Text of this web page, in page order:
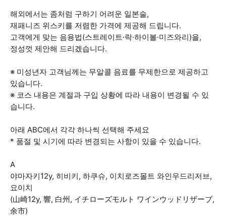
해외에서는 좀처럼 구하기 어려운 일본술,
재패니즈 위스키를 저렴한 가격에 제공해 드립니다.
고객에게 맞는 음용법(스트레이트·락·하이볼·미즈와리)을,
정성껏 제안해 드리겠습니다.
※ 미성년자 고객님께는 무알콜 음료를 무제한으로 제공하고
있습니다.
※ 코스 내용은 계절과 구입 상황에 따라 내용이 변경될 수 있
습니다.
아래 ABC에서 각각 하나씩 선택해 주세요
* 품절 및 시기에 따라 변경되는 사항이 있을 수 있습니다.
A
야마자키12y, 히비키, 하쿠슈, 이치로즈몰트 와인우드리저브,
요이치
(山崎12y, 響, 白州, イチローズモルト ワインウッドリザーブ,
余市)